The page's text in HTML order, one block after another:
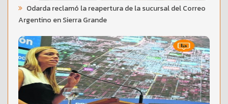
Odarda reclamó la reapertura de la sucursal del Correo
Argentino en Sierra Grande